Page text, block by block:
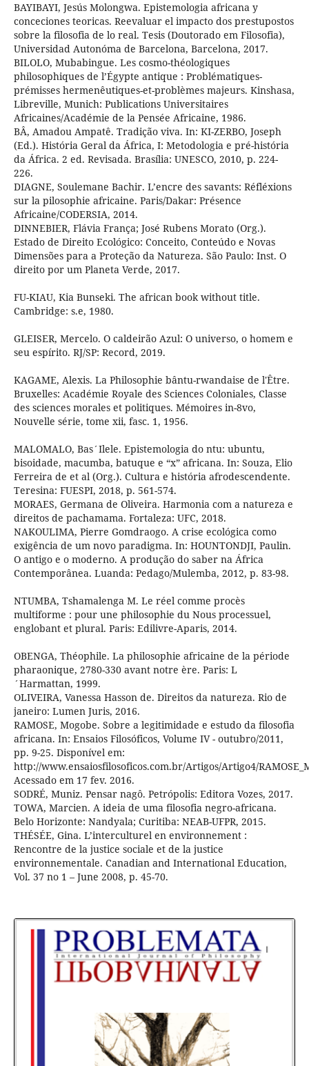
BAYIBAYI, Jesús Molongwa. Epistemologia africana y
conceciones teoricas. Reevaluar el impacto dos prestupostos
sobre la filosofia de lo real. Tesis (Doutorado em Filosofia),
Universidad Autonóma de Barcelona, Barcelona, 2017.
BILOLO, Mubabingue. Les cosmo-théologiques
philosophiques de l’Égypte antique : Problématiques-
prémisses hermenêutiques-et-problèmes majeurs. Kinshasa,
Libreville, Munich: Publications Universitaires
Africaines/Académie de la Pensée Africaine, 1986.
BÂ, Amadou Ampatê. Tradição viva. In: KI-ZERBO, Joseph
(Ed.). História Geral da África, I: Metodologia e pré-história
da África. 2 ed. Revisada. Brasília: UNESCO, 2010, p. 224-
226.
DIAGNE, Soulemane Bachir. L’encre des savants: Réfléxions
sur la pilosophie africaine. Paris/Dakar: Présence
Africaine/CODERSIA, 2014.
DINNEBIER, Flávia França; José Rubens Morato (Org.).
Estado de Direito Ecológico: Conceito, Conteúdo e Novas
Dimensões para a Proteção da Natureza. São Paulo: Inst. O
direito por um Planeta Verde, 2017.
FU-KIAU, Kia Bunseki. The african book without title.
Cambridge: s.e, 1980.
GLEISER, Mercelo. O caldeirão Azul: O universo, o homem e
seu espírito. RJ/SP: Record, 2019.
KAGAME, Alexis. La Philosophie bântu-rwandaise de l'Être.
Bruxelles: Académie Royale des Sciences Coloniales, Classe
des sciences morales et politiques. Mémoires in-8vo,
Nouvelle série, tome xii, fasc. 1, 1956.
MALOMALO, Bas´Ilele. Epistemologia do ntu: ubuntu,
bisoidade, macumba, batuque e “x” africana. In: Souza, Elio
Ferreira de et al (Org.). Cultura e história afrodescendente.
Teresina: FUESPI, 2018, p. 561-574.
MORAES, Germana de Oliveira. Harmonia com a natureza e
direitos de pachamama. Fortaleza: UFC, 2018.
NAKOULIMA, Pierre Gomdraogo. A crise ecológica como
exigência de um novo paradigma. In: HOUNTONDJI, Paulin.
O antigo e o moderno. A produção do saber na África
Contemporânea. Luanda: Pedago/Mulemba, 2012, p. 83-98.
NTUMBA, Tshamalenga M. Le réel comme procès
multiforme : pour une philosophie du Nous processuel,
englobant et plural. Paris: Edilivre-Aparis, 2014.
OBENGA, Théophile. La philosophie africaine de la période
pharaonique, 2780-330 avant notre ère. Paris: L
´Harmattan, 1999.
OLIVEIRA, Vanessa Hasson de. Direitos da natureza. Rio de
janeiro: Lumen Juris, 2016.
RAMOSE, Mogobe. Sobre a legitimidade e estudo da filosofia
africana. In: Ensaios Filosóficos, Volume IV - outubro/2011,
pp. 9-25. Disponível em:
http://www.ensaiosfilosoficos.com.br/Artigos/Artigo4/
Acessado em 17 fev. 2016.
SODRÉ, Muniz. Pensar nagô. Petrópolis: Editora Vozes, 2017.
TOWA, Marcien. A ideia de uma filosofia negro-africana.
Belo Horizonte: Nandyala; Curitiba: NEAB-UFPR, 2015.
THÉSÉE, Gina. L’interculturel en environnement :
Rencontre de la justice sociale et de la justice
environnementale. Canadian and International Education,
Vol. 37 no 1 – June 2008, p. 45-70.